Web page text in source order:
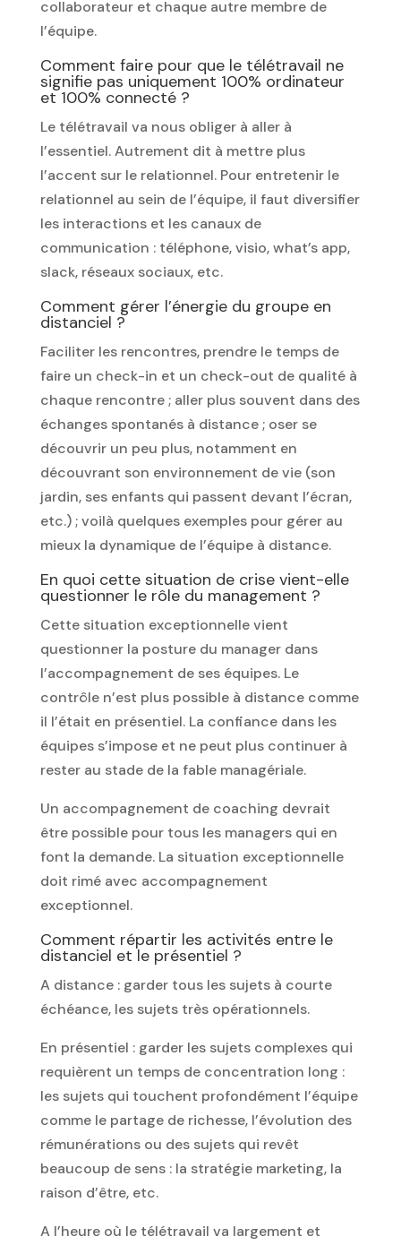
collaborateur et chaque autre membre de
l’équipe.
Comment faire pour que le télétravail ne
signifie pas uniquement 100% ordinateur
et 100% connecté ?
Le télétravail va nous obliger à aller à
l’essentiel. Autrement dit à mettre plus
l’accent sur le relationnel. Pour entretenir le
relationnel au sein de l’équipe, il faut diversifier
les interactions et les canaux de
communication : téléphone, visio, what’s app,
slack, réseaux sociaux, etc.
Comment gérer l’énergie du groupe en
distanciel ?
Faciliter les rencontres, prendre le temps de
faire un check-in et un check-out de qualité à
chaque rencontre ; aller plus souvent dans des
échanges spontanés à distance ; oser se
découvrir un peu plus, notamment en
découvrant son environnement de vie (son
jardin, ses enfants qui passent devant l’écran,
etc.) ; voilà quelques exemples pour gérer au
mieux la dynamique de l’équipe à distance.
En quoi cette situation de crise vient-elle
questionner le rôle du management ?
Cette situation exceptionnelle vient
questionner la posture du manager dans
l’accompagnement de ses équipes. Le
contrôle n’est plus possible à distance comme
il l’était en présentiel. La confiance dans les
équipes s’impose et ne peut plus continuer à
rester au stade de la fable managériale.
Un accompagnement de coaching devrait
être possible pour tous les managers qui en
font la demande. La situation exceptionnelle
doit rimé avec accompagnement
exceptionnel.
Comment répartir les activités entre le
distanciel et le présentiel ?
A distance : garder tous les sujets à courte
échéance, les sujets très opérationnels.
En présentiel : garder les sujets complexes qui
requièrent un temps de concentration long :
les sujets qui touchent profondément l’équipe
comme le partage de richesse, l’évolution des
rémunérations ou des sujets qui revêt
beaucoup de sens : la stratégie marketing, la
raison d’être, etc.
A l’heure où le télétravail va largement et